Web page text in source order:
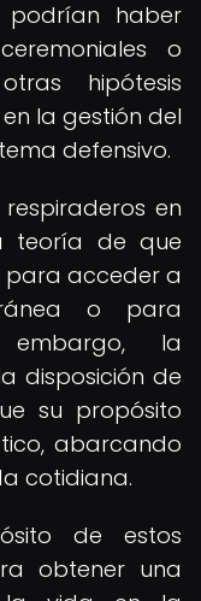
podrían haber
o
hipótesis
la gestión del
defensivo.
en
teoría de que
para acceder a
o para
embargo, la
disposición de
su propósito
abarcando
cotidiana.
de estos
obtener una